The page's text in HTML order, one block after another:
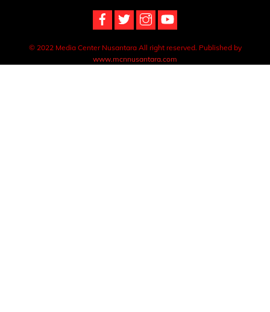
© 2022 Media Center Nusantara All right reserved. Published by
www.mcnnusantara.com